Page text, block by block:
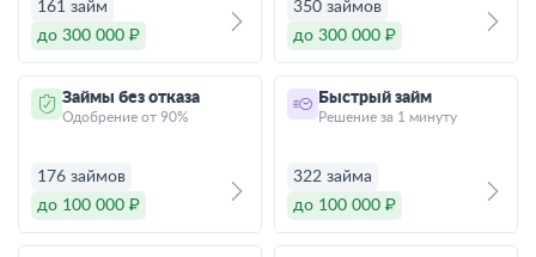
161 займ
до 300 000 ₽
350 займов
до 300 000 ₽
Займы без отказа
Одобрение от 90%
176 займов
до 100 000 ₽
Быстрый займ
Решение за 1 минуту
322 займа
до 100 000 ₽